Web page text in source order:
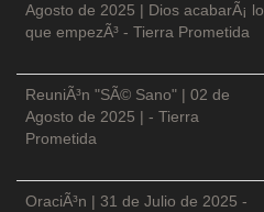
Agosto de 2025 | Dios acabarÃ¡ lo
que empezÃ³ - Tierra Prometida
ReuniÃ³n "SÃ© Sano" | 02 de
Agosto de 2025 | - Tierra
Prometida
OraciÃ³n | 31 de Julio de 2025 -